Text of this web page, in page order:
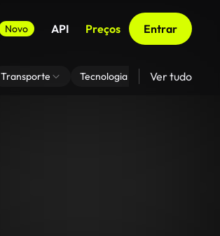
Novo API Preços Entrar
Transporte Tecnologia Zoom De
Ver tudo